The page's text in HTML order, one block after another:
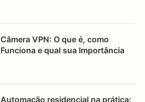
Câmera VPN: O que é, como
Funciona e qual sua Importância
Automação residencial na prática: